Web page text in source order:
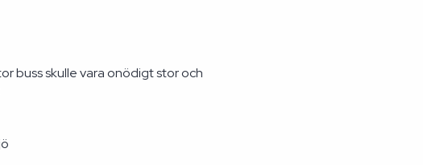
buss skulle vara onödigt stor och